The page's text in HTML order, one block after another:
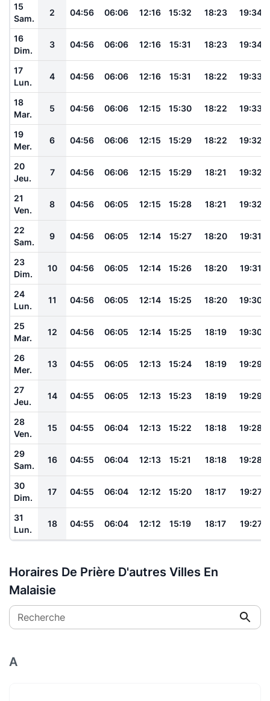
15
Sam.
2 04:56 06:06 12:16 15:32 18:23 19:34
16
Dim.
3 04:56 06:06 12:16 15:31 18:23 19:34
17
Lun.
4 04:56 06:06 12:16 15:31 18:22 19:33
18
Mar.
5 04:56 06:06 12:15 15:30 18:22 19:33
19
Mer.
6 04:56 06:06 12:15 15:29 18:22 19:32
20
Jeu.
7 04:56 06:06 12:15 15:29 18:21 19:32
21
Ven.
8 04:56 06:05 12:15 15:28 18:21 19:32
22
Sam.
9 04:56 06:05 12:14 15:27 18:20 19:31
23
Dim.
10 04:56 06:05 12:14 15:26 18:20 19:31
24
Lun.
11 04:56 06:05 12:14 15:25 18:20 19:30
25
Mar.
12 04:56 06:05 12:14 15:25 18:19 19:30
26
Mer.
13 04:55 06:05 12:13 15:24 18:19 19:29
27
Jeu.
14 04:55 06:05 12:13 15:23 18:19 19:29
28
Ven.
15 04:55 06:04 12:13 15:22 18:18 19:28
29
Sam.
16 04:55 06:04 12:13 15:21 18:18 19:28
30
Dim.
17 04:55 06:04 12:12 15:20 18:17 19:27
31
Lun.
18 04:55 06:04 12:12 15:19 18:17 19:27
Horaires De Prière D'autres Villes En
Malaisie
Recherche
A